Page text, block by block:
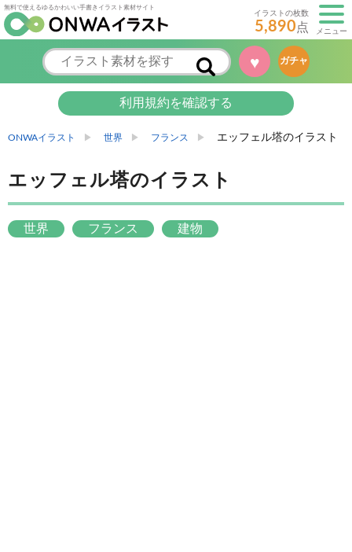
無料で使えるゆるかわいい手書きイラスト素材サイト
イラストの枚数
5,890点 メニュー
♥ ガチャ
利用規約を確認する
ONWAイラスト 世界 フランス エッフェル塔のイラスト
エッフェル塔のイラスト
世界 フランス 建物